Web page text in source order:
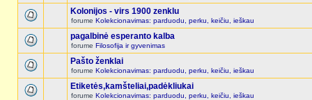
Kolonijos - virs 1900 zenklu
forume Kolekcionavimas: parduodu, perku, keičiu, ieškau
pagalbinė esperanto kalba
forume Filosofija ir gyvenimas
Pašto ženklai
forume Kolekcionavimas: parduodu, perku, keičiu, ieškau
Etiketės,kamšteliai,padėkliukai
forume Kolekcionavimas: parduodu, perku, keičiu, ieškau